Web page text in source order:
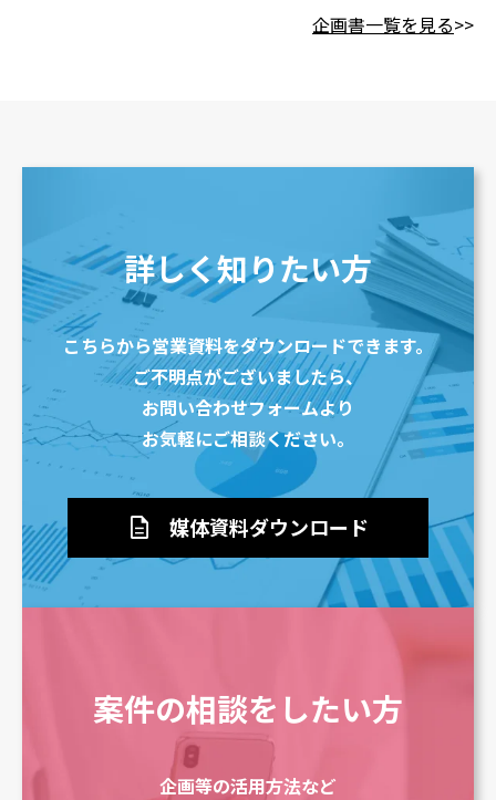
企画書一覧を見る>>
詳しく知りたい方
こちらから営業資料をダウンロードできます。
ご不明点がございましたら、
お問い合わせフォームより
お気軽にご相談ください。
description 媒体資料ダウンロード
案件の相談をしたい方
企画等の活用方法など